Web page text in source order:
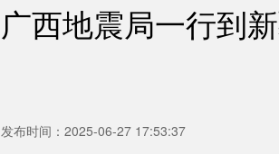
广西地震局一行到
发布时间：2025-06-27 17:53:37